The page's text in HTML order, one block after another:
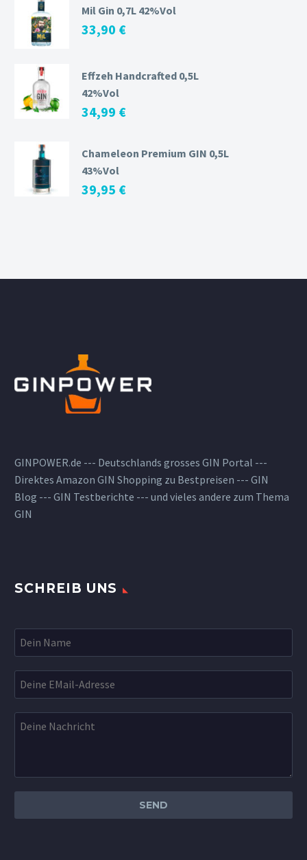
Mil Gin 0,7L 42%Vol
33,90 €
Effzeh Handcrafted 0,5L
42%Vol
34,99 €
Chameleon Premium GIN 0,5L
43%Vol
39,95 €
GINPOWER.de --- Deutschlands grosses GIN Portal ---
Direktes Amazon GIN Shopping zu Bestpreisen --- GIN
Blog --- GIN Testberichte --- und vieles andere zum Thema
GIN
SCHREIB UNS